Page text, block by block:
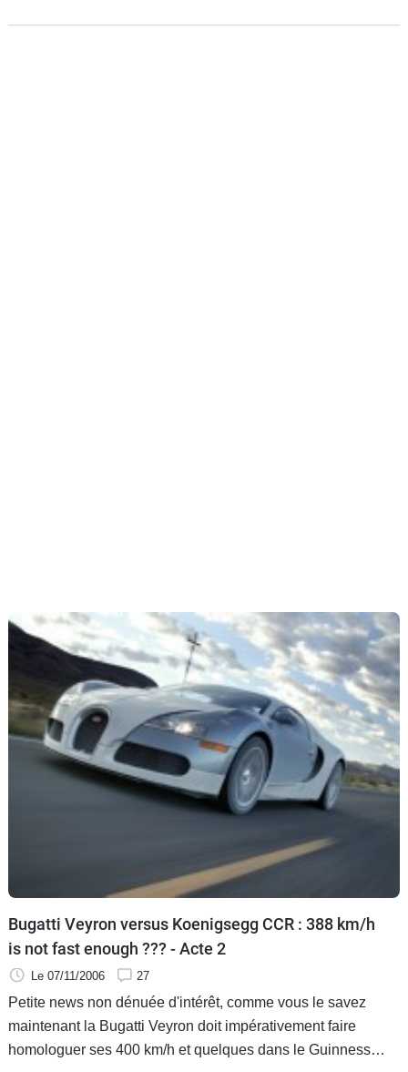
Bugatti Veyron versus Koenigsegg CCR : 388 km/h
is not fast enough ??? - Acte 2
Le 07/11/2006 27
Petite news non dénuée d'intérêt, comme vous le savez
maintenant la Bugatti Veyron doit impérativement faire
homologuer ses 400 km/h et quelques dans le Guinness